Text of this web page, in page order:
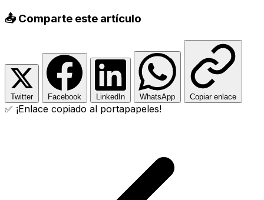
📤 Comparte este artículo
Twitter Facebook LinkedIn WhatsApp Copiar enlace
✅ ¡Enlace copiado al portapapeles!